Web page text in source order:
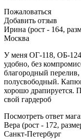
Пожаловаться
Добавить отзыв
Ирина (рост - 164,
Москва
У меня ОГ-118, ОБ-124
удобно, без
благородный
полусвободный.
хорошо драпируется.
свой гардероб
Посмотреть ответ
Вера (рост - 172,
Санкт-Петербург